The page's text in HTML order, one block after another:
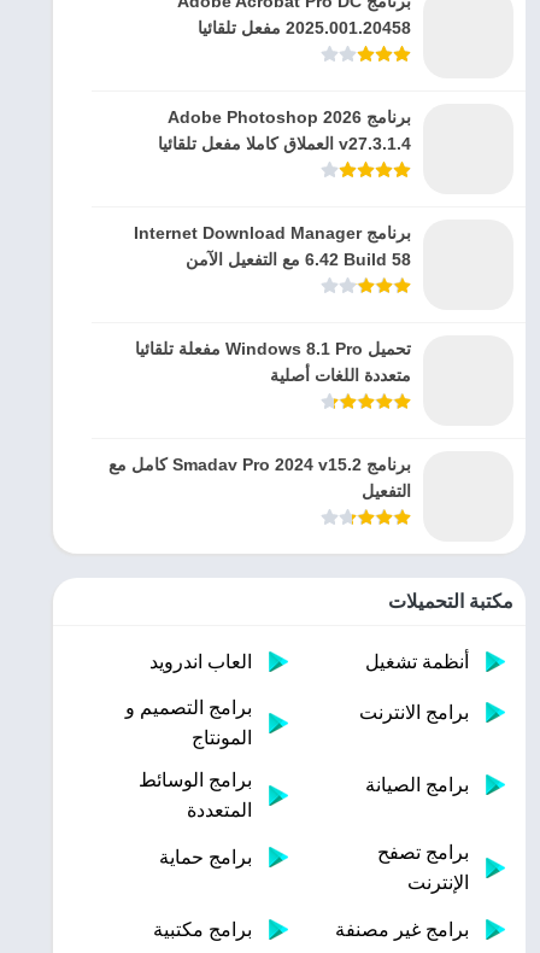
2025.001.20458 مفعل تلقائيا
برنامج Adobe Photoshop 2026
v27.3.1.4 العملاق كاملا مفعل تلقائيا
برنامج Internet Download Manager
6.42 Build 58 مع التفعيل الآمن
تحميل Windows 8.1 Pro مفعلة تلقائيا
متعددة اللغات أصلية
برنامج Smadav Pro 2024 v15.2 كامل مع
التفعيل
مكتبة التحميلات
أنظمة تشغيل العاب اندرويد
برامج الانترنت
برامج التصميم و
المونتاج
برامج الصيانة
برامج الوسائط
المتعددة
برامج تصفح
الإنترنت
برامج حماية
برامج غير مصنفة برامج مكتبية